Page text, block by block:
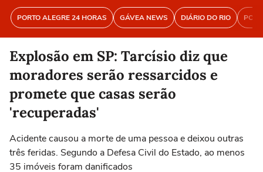
PORTO ALEGRE 24 HORAS GÁVEA NEWS DIÁRIO DO RIO
Explosão em SP: Tarcísio diz que
moradores serão ressarcidos e
promete que casas serão
'recuperadas'
Acidente causou a morte de uma pessoa e deixou outras
três feridas. Segundo a Defesa Civil do Estado, ao menos
35 imóveis foram danificados